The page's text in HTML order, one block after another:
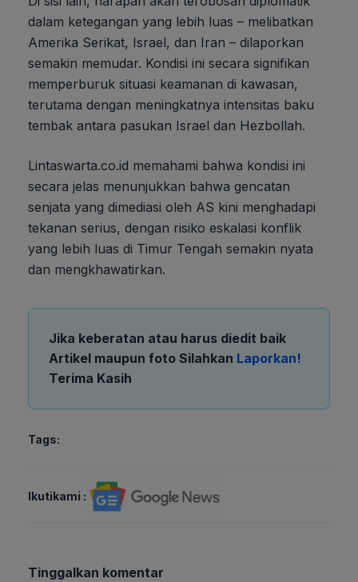
dalam ketegangan yang lebih luas – melibatkan
Amerika Serikat, Israel, dan Iran – dilaporkan
semakin memudar. Kondisi ini secara signifikan
memperburuk situasi keamanan di kawasan,
terutama dengan meningkatnya intensitas baku
tembak antara pasukan Israel dan Hezbollah.
Lintaswarta.co.id memahami bahwa kondisi ini
secara jelas menunjukkan bahwa gencatan
senjata yang dimediasi oleh AS kini menghadapi
tekanan serius, dengan risiko eskalasi konflik
yang lebih luas di Timur Tengah semakin nyata
dan mengkhawatirkan.
Jika keberatan atau harus diedit baik
Artikel maupun foto Silahkan Laporkan!
Terima Kasih
Tags:
Ikutikami :
Tinggalkan komentar